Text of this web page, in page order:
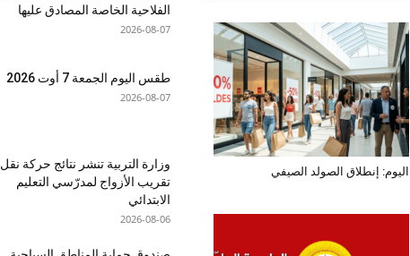
اليوم: إنطلاق الصولد الصيفي
الفلاحية الخاصة المصادق عليها
2026-08-07
طقس اليوم الجمعة 7 أوت 2026
2026-08-07
وزارة التربية تنشر نتائج حركة نقل
تقريب الأزواج لمدرّسي التعليم
الابتدائي
2026-08-06